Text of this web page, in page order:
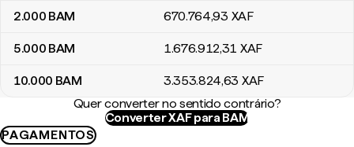
2.000 BAM 670.764,93 XAF
5.000 BAM 1.676.912,31 XAF
10.000 BAM 3.353.824,63 XAF
Quer converter no sentido contrário?
Converter XAF para BAM
PAGAMENTOS